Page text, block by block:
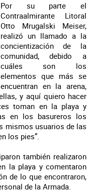
Por su parte el
Contraalmirante Litoral
Otto Mrugalski Meiser,
realizó un llamado a la
concientización de la
comunidad, debido a
cuáles son los
elementos que más se
encuentran en la arena,
y aquí quiero hacer
toman en la playa y
en los basureros los
mismos usuarios de las
los pies”.
también realizaron
la playa y comentaron
de lo que encontraron,
de la Armada.